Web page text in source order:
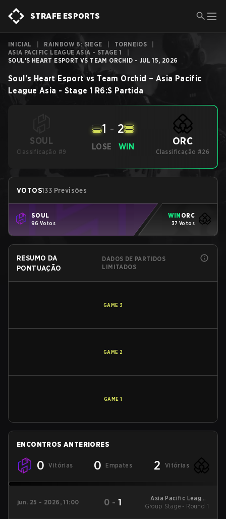
STRAFE ESPORTS
INICIAL RAINBOW 6: SIEGE TORNEIOS
ASIA PACIFIC LEAGUE ASIA - STAGE 1
SOUL'S HEART ESPORT VS TEAM ORCHID - JUL 15, 2026
Soul's Heart Esport vs Team Orchid – Asia Pacific
League Asia - Stage 1 R6:S Partida
SOUL
Classificação #9
LOSE
1 - 2
WIN ORC
Classificação #26
VOTOS133 Previsões
SOUL
96 Votos
WIN ORC
37 Votos
RESUMO DA
PONTUAÇÃO
DADOS DE PARTIDOS
LIMITADOS
GAME 3
GAME 2
GAME 1
ENCONTROS ANTERIORES
0 Vitórias 0 Empates 2 Vitórias
jun. 25 - 2026, 11:00 0 -1
Asia Pacific League
Asia - Stage 1
Group Stage - Round 1